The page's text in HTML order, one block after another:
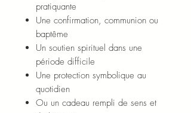
pratiquante
Une confirmation, communion ou
baptême
Un soutien spirituel dans une
période difficile
Une protection symbolique au
quotidien
Ou un cadeau rempli de sens et